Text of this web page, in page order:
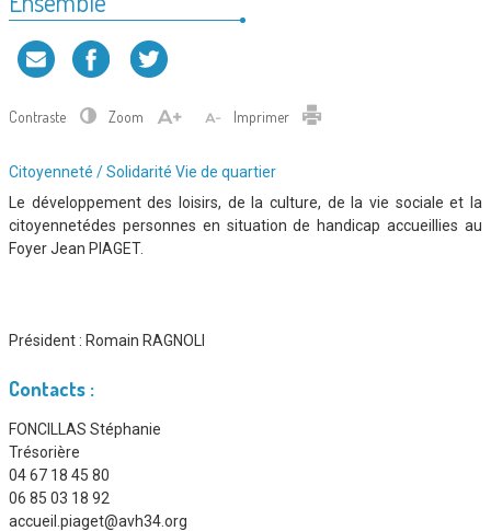
Contraste Zoom Imprimer
Type
d'association
Citoyenneté / Solidarité Vie de quartier
Le développement des loisirs, de la culture, de la vie sociale et la
citoyennetédes personnes en situation de handicap accueillies au
Foyer Jean PIAGET.
Président : Romain RAGNOLI
Contacts :
FONCILLAS Stéphanie
Trésorière
04 67 18 45 80
06 85 03 18 92
accueil.piaget@avh34.org